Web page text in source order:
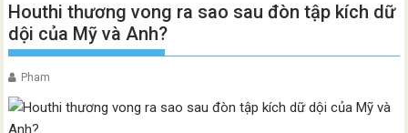
Houthi thương vong ra sao sau đòn tập kích dữ
dội của Mỹ và Anh?
Pham